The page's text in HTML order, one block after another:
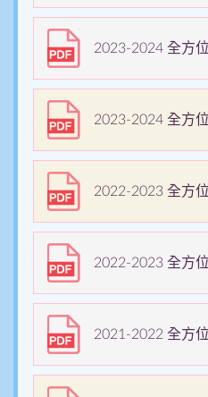
2023-2024 全方
2023-2024 全方
2022-2023 全方
2022-2023 全方
2021-2022 全方